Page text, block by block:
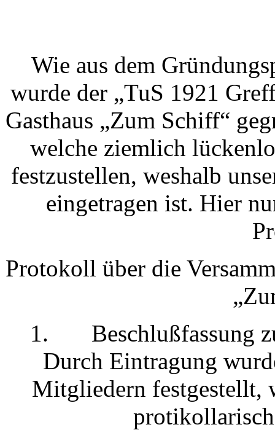
Wie aus dem
wurde der „TuS 1921
Gasthaus „Zum Schiff“
welche ziemlich
festzustellen, weshalb
eingetragen ist. Hier
Protokoll über die
1. Beschlußfassung
Durch Eintragung
Mitgliedern festgestellt,